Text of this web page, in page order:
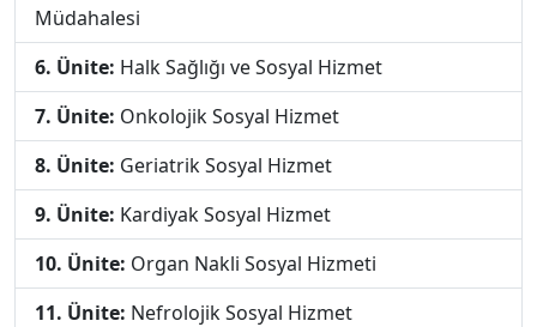
Müdahalesi
6. Ünite: Halk Sağlığı ve Sosyal Hizmet
7. Ünite: Onkolojik Sosyal Hizmet
8. Ünite: Geriatrik Sosyal Hizmet
9. Ünite: Kardiyak Sosyal Hizmet
10. Ünite: Organ Nakli Sosyal Hizmeti
11. Ünite: Nefrolojik Sosyal Hizmet